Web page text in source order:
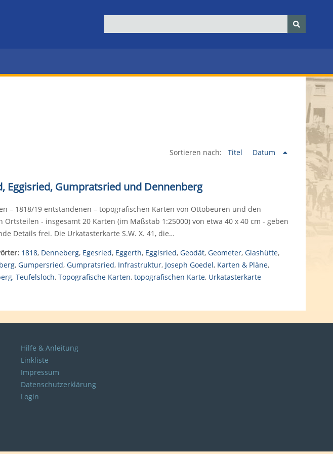
Sortieren nach: Titel Datum
Eggisried, Gumpratsried und Dennenberg
– 1818/19 entstandenen – topografischen Karten von Ottobeuren und den
Ortsteilen - insgesamt 20 Karten (im Maßstab 1:25000) von etwa 40 x 40 cm - geben
Details frei. Die Urkatasterkarte S.W. X. 41, die…
1818, Denneberg, Egesried, Eggerth, Eggisried, Geodät, Geometer, Glashütte,
, Gumpersried, Gumpratsried, Infrastruktur, Joseph Goedel, Karten & Pläne,
, Teufelsloch, Topografische Karten, topografischen Karte, Urkatasterkarte
Hilfe & Anleitung
Linkliste
Impressum
Datenschutzerklärung
Login